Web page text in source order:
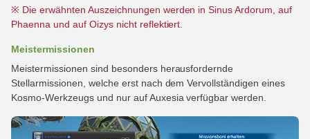
※ Die erwähnten Auszeichnungen werden in Sinus Ardorum, auf
Phaenna und auf Oizys nicht reflektiert.
Meistermissionen
Meistermissionen sind besonders herausfordernde
Stellarmissionen, welche erst nach dem Vervollständigen eines
Kosmo-Werkzeugs und nur auf Auxesia verfügbar werden.